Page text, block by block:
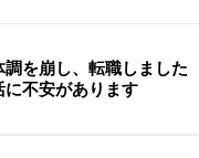
蓄が少なく老後が不
が、貯蓄と投資のバ
プのようで、あまり
を崩し、転職しました
不安があります